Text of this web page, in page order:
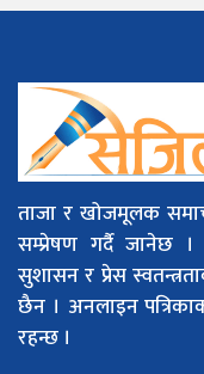
ताजा र खोजमूलक
सम्प्रेषण गर्दै जानेछ ।
सुशासन र प्रेस
छैन । अनलाइन
रहन्छ ।